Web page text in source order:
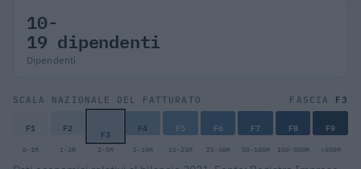
10-
19 dipendenti
Dipendenti
SCALA NAZIONALE DEL FATTURATO FASCIA F3
F1 F2 F3 F4 F5 F6 F7 F8 F9
0-1M 1-2M 2-5M 5-10M 10-25M 25-50M 50-100M 100-500M >500M